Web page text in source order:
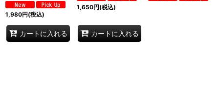
1,980円(税込)
カートに入れる
1,650円(税込)
カートに入れる